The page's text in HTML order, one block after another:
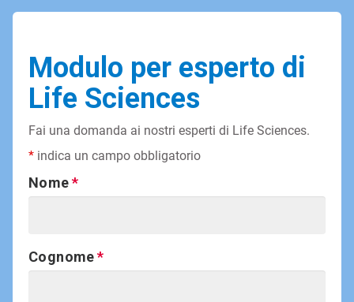
Modulo per esperto di
Life Sciences
Fai una domanda ai nostri esperti di Life Sciences.
* indica un campo obbligatorio
Nome
Cognome